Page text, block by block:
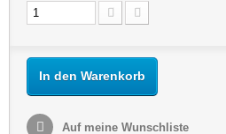
In den Warenkorb
Auf meine Wunschliste